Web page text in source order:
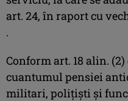
art. 24, în raport cu
.
Conform art. 18 alin. (2)
cuantumul pensiei
militari, poliţişti şi